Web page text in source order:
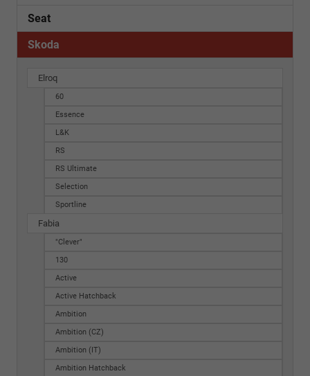
Seat
Skoda
Elroq
60
Essence
L&K
RS
RS Ultimate
Selection
Sportline
Fabia
"Clever"
130
Active
Active Hatchback
Ambition
Ambition (CZ)
Ambition (IT)
Ambition Hatchback